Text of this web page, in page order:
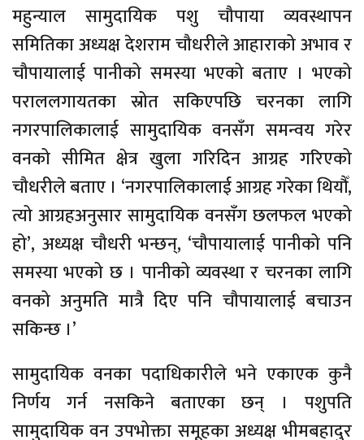
महुन्याल सामुदायिक पशु चौपाया व्यवस्थापन
समितिका अध्यक्ष देशराम चौधरीले आहाराको अभाव र
चौपायालाई पानीको समस्या भएको बताए । भएको
पराललगायतका स्रोत सकिएपछि चरनका लागि
नगरपालिकालाई सामुदायिक वनसँग समन्वय गरेर
वनको सीमित क्षेत्र खुला गरिदिन आग्रह गरिएको
चौधरीले बताए । ‘नगरपालिकालाई आग्रह गरेका थियौँ,
त्यो आग्रहअनुसार सामुदायिक वनसँग छलफल भएको
हो’, अध्यक्ष चौधरी भन्छन्, ‘चौपायालाई पानीको पनि
समस्या भएको छ । पानीको व्यवस्था र चरनका लागि
वनको अनुमति मात्रै दिए पनि चौपायालाई बचाउन
सकिन्छ ।’
सामुदायिक वनका पदाधिकारीले भने एकाएक कुनै
निर्णय गर्न नसकिने बताएका छन् । पशुपति
सामुदायिक वन उपभोक्ता समूहका अध्यक्ष भीमबहादुर